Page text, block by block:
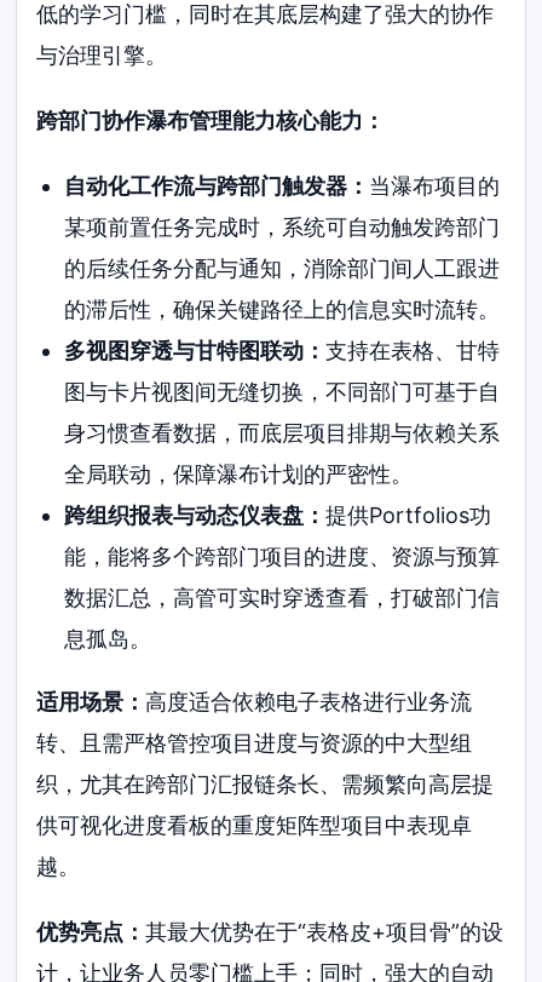
低的学习门槛，同时在其底层构建了强大的协作
与治理引擎。
跨部门协作瀑布管理能力核心能力：
自动化工作流与跨部门触发器： 当瀑布项目的
某项前置任务完成时，系统可自动触发跨部门
的后续任务分配与通知，消除部门间人工跟进
的滞后性，确保关键路径上的信息实时流转。
多视图穿透与甘特图联动： 支持在表格、甘特
图与卡片视图间无缝切换，不同部门可基于自
身习惯查看数据，而底层项目排期与依赖关系
全局联动，保障瀑布计划的严密性。
跨组织报表与动态仪表盘： 提供Portfolios功
能，能将多个跨部门项目的进度、资源与预算
数据汇总，高管可实时穿透查看，打破部门信
息孤岛。
适用场景：高度适合依赖电子表格进行业务流
转、且需严格管控项目进度与资源的中大型组
织，尤其在跨部门汇报链条长、需频繁向高层提
供可视化进度看板的重度矩阵型项目中表现卓
越。
优势亮点：其最大优势在于“表格皮+项目骨”的设
计，让业务人员零门槛上手；同时，强大的自动